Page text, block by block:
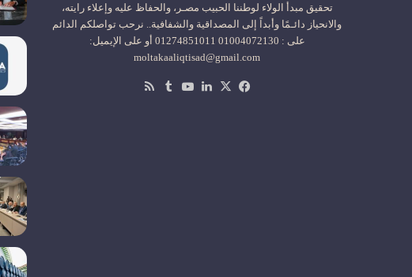
تحقيق مبدأ الولاء لوطننا الحبيب مصـر، والحفاظ عليه وإعلاء رايته،
والانحياز دائـمًا وأبداً إلى المصداقية والشفافية.. نرحب تواصلكم الدائم
على : 01004072130 01274851011 أو على الإيميل:
moltakaaliqtisad@gmail.com
فيسبوك
‫X لينكدإن‫YouTube